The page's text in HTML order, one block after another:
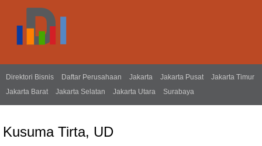
Direktori Bisnis Daftar Perusahaan Jakarta Jakarta Pusat
Jakarta Timur
Jakarta Barat
Jakarta Selatan Jakarta Utara Surabaya
Kusuma Tirta, UD